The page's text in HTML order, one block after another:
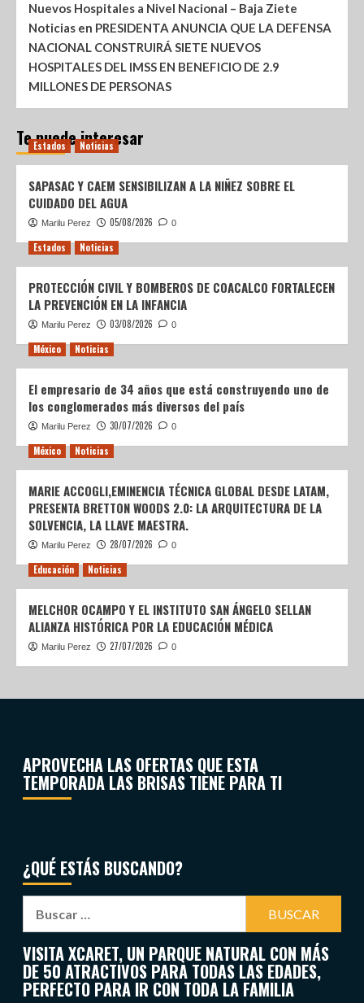
Nuevos Hospitales a Nivel Nacional – Baja Ziete
Noticias en PRESIDENTA ANUNCIA QUE LA DEFENSA
NACIONAL CONSTRUIRÁ SIETE NUEVOS
HOSPITALES DEL IMSS EN BENEFICIO DE 2.9
MILLONES DE PERSONAS
Te puede interesar
Estados Noticias
SAPASAC Y CAEM SENSIBILIZAN A LA NIÑEZ SOBRE EL
CUIDADO DEL AGUA
Marilu Perez 05/08/2026 0
Estados Noticias
PROTECCIÓN CIVIL Y BOMBEROS DE COACALCO FORTALECEN
LA PREVENCIÓN EN LA INFANCIA
Marilu Perez 03/08/2026 0
México Noticias
El empresario de 34 años que está construyendo uno de
los conglomerados más diversos del país
Marilu Perez 30/07/2026 0
México Noticias
MARIE ACCOGLI,EMINENCIA TÉCNICA GLOBAL DESDE LATAM,
PRESENTA BRETTON WOODS 2.0: LA ARQUITECTURA DE LA
SOLVENCIA, LA LLAVE MAESTRA.
Marilu Perez 28/07/2026 0
Educación Noticias
MELCHOR OCAMPO Y EL INSTITUTO SAN ÁNGELO SELLAN
ALIANZA HISTÓRICA POR LA EDUCACIÓN MÉDICA
Marilu Perez 27/07/2026 0
APROVECHA LAS OFERTAS QUE ESTA
TEMPORADA LAS BRISAS TIENE PARA TI
¿QUÉ ESTÁS BUSCANDO?
VISITA XCARET, UN PARQUE NATURAL CON MÁS
DE 50 ATRACTIVOS PARA TODAS LAS EDADES,
PERFECTO PARA IR CON TODA LA FAMILIA